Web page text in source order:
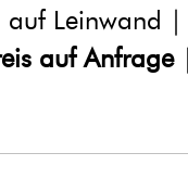
auf Leinwand
auf Anfrage